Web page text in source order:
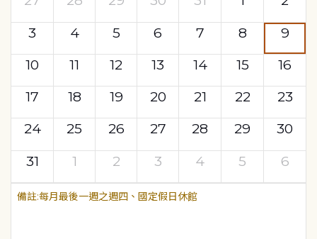
3
4 5 6 7 8
9
10
11 12 13 14 15
16
17
18 19 20 21 22
23
24
25 26 27 28 29
30
31
1 2 3 4 5 6
每月最後一週之週四、國定假日休館